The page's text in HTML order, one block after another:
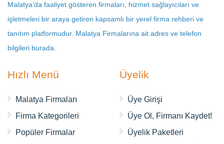
Malatya’da faaliyet gösteren firmaları, hizmet sağlayıcıları ve
işletmeleri bir araya getiren kapsamlı bir yerel firma rehberi ve
tanıtım platformudur. Malatya Firmalarına ait adres ve telefon
bilgileri burada.
Hızlı Menü
Malatya Firmaları
Firma Kategorileri
Popüler Firmalar
Üyelik
Üye Girişi
Üye Ol, Firmanı Kaydet!
Üyelik Paketleri